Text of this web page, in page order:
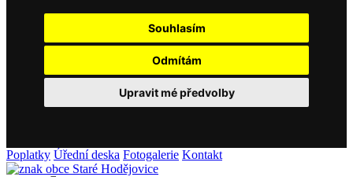
Souhlasím
Odmítám
Upravit mé předvolby
Poplatky Úřední deska Fotogalerie Kontakt